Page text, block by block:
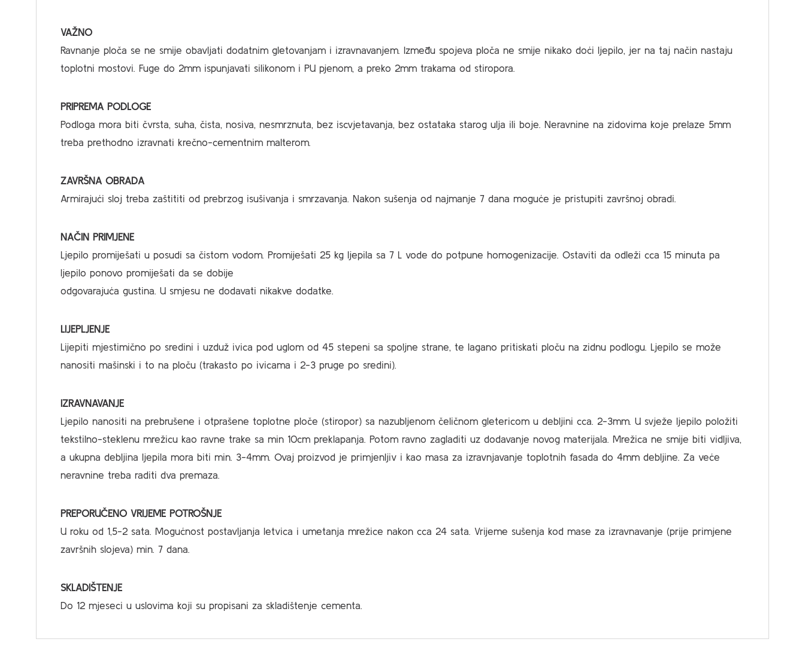
VAŽNO
Ravnanje ploča se ne smije obavljati dodatnim gletovanjam i izravnavanjem. lzmeđu spojeva ploča ne smije nikako doći ljepilo, jer na taj način nastaju
toplotni mostovi. Fuge do 2mm ispunjavati silikonom i PU pjenom, a preko 2mm trakama od stiropora.
PRIPREMA PODLOGE
Podloga mora biti čvrsta, suha, čista, nosiva, nesmrznuta, bez iscvjetavanja, bez ostataka starog ulja ili boje. Neravnine na zidovima koje prelaze 5mm
treba prethodno izravnati krečno-cementnim malterom.
ZAVRŠNA OBRADA
Armirajući sloj treba zaštititi od prebrzog isušivanja i smrzavanja. Nakon sušenja od najmanje 7 dana moguće je pristupiti završnoj obradi.
NAČIN PRIMJENE
Ljepilo promiješati u posudi sa čistom vodom. Promiješati 25 kg ljepila sa 7 L vode do potpune homogenizacije. Ostaviti da odleži cca 15 minuta pa
ljepilo ponovo promiješati da se dobije
odgovarajuća gustina. U smjesu ne dodavati nikakve dodatke.
LIJEPLJENJE
Lijepiti mjestimično po sredini i uzduž ivica pod uglom od 45 stepeni sa spoljne strane, te lagano pritiskati ploču na zidnu podlogu. Ljepilo se može
nanositi mašinski i to na ploču (trakasto po ivicama i 2-3 pruge po sredini).
IZRAVNAVANJE
Ljepilo nanositi na prebrušene i otprašene toplotne ploče (stiropor) sa nazubljenom čeličnom gletericom u debljini cca. 2-3mm. U svježe ljepilo položiti
tekstilno-steklenu mrežicu kao ravne trake sa min 10cm preklapanja. Potom ravno zagladiti uz dodavanje novog materijala. Mrežica ne smije biti vidljiva,
a ukupna debljina ljepila mora biti min. 3-4mm. Ovaj proizvod je primjenljiv i kao masa za izravnjavanje toplotnih fasada do 4mm debljine. Za veće
neravnine treba raditi dva premaza.
PREPORUČENO VRIJEME POTROŠNJE
U roku od 1,5-2 sata. Mogućnost postavljanja letvica i umetanja mrežice nakon cca 24 sata. Vrijeme sušenja kod mase za izravnavanje (prije primjene
završnih slojeva) min. 7 dana.
SKLADIŠTENJE
Do 12 mjeseci u uslovima koji su propisani za skladištenje cementa.